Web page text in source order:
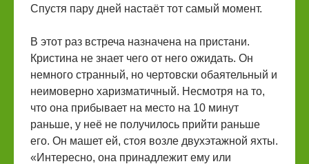
Спустя пару дней настаёт тот самый момент.
В этот раз встреча назначена на пристани.
Кристина не знает чего от него ожидать. Он
немного странный, но чертовски обаятельный и
неимоверно харизматичный. Несмотря на то,
что она прибывает на место на 10 минут
раньше, у неё не получилось прийти раньше
его. Он машет ей, стоя возле двухэтажной яхты.
«Интересно, она принадлежит ему или